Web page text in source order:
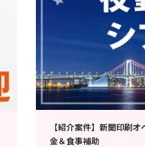
【紹介案件】新聞印刷
金＆食事補助